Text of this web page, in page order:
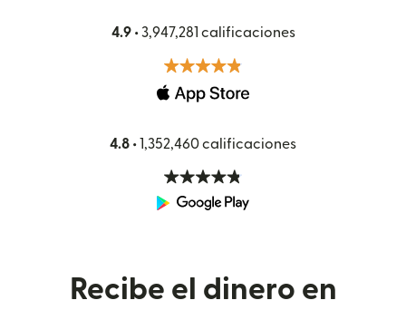
4.9 •3,947,281 calificaciones
4.8 • 1,352,460 calificaciones
Recibe el dinero en